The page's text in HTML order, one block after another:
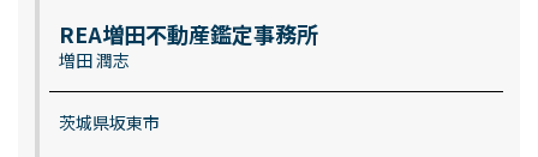
REA増田不動産鑑定事務所
増田 潤志
茨城県坂東市